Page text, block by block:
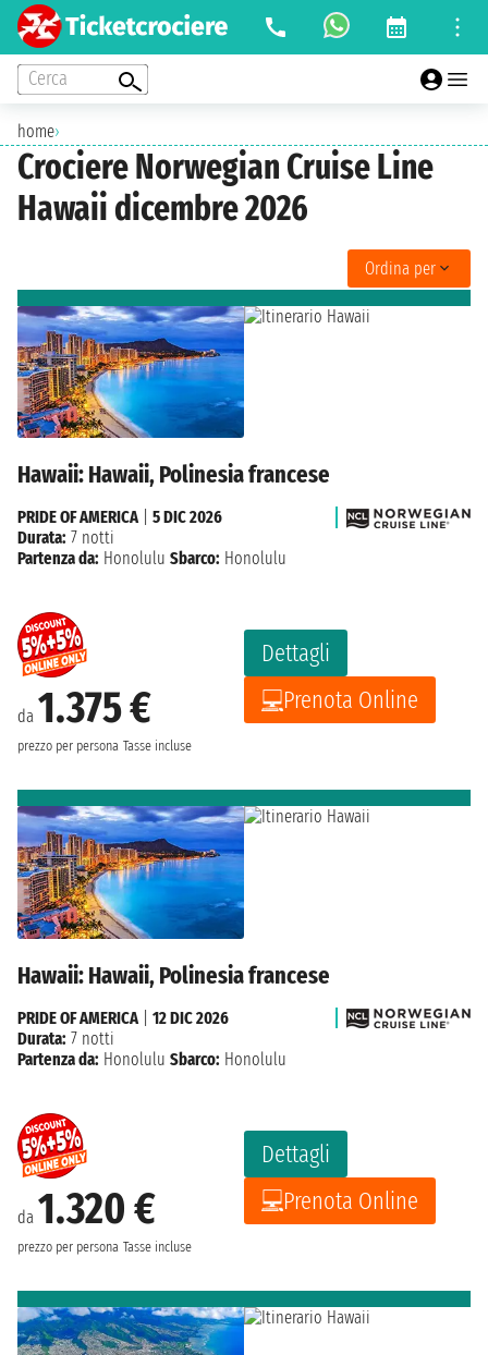
Cerca
home›
Crociere Norwegian Cruise Line
Hawaii dicembre 2026
Ordina per
Hawaii: Hawaii, Polinesia francese
da 1.375 €
prezzo per persona Tasse incluse
Dettagli
Prenota Online
PRIDE OF AMERICA| 5 DIC 2026
Durata: 7 notti
Partenza da: Honolulu Sbarco: Honolulu
Hawaii: Hawaii, Polinesia francese
da 1.320 €
prezzo per persona Tasse incluse
Dettagli
Prenota Online
PRIDE OF AMERICA
12 DIC 2026
Durata: 7 notti
Partenza da: Honolulu Sbarco: Honolulu